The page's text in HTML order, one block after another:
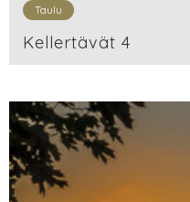
Taulu
Kellertävät 4